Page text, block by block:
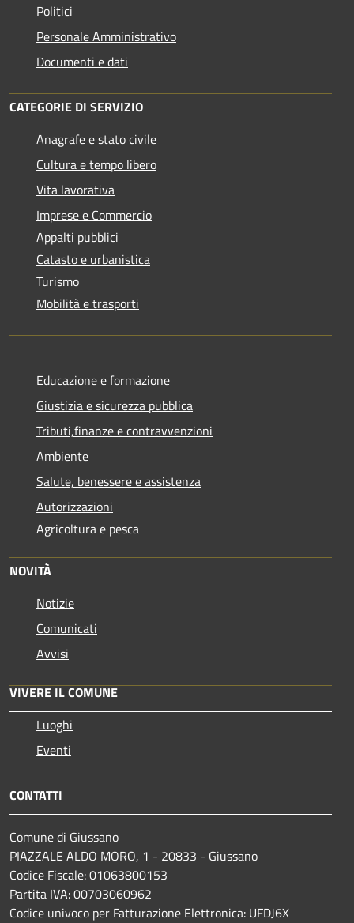
Politici
Personale Amministrativo
Documenti e dati
CATEGORIE DI SERVIZIO
Anagrafe e stato civile
Cultura e tempo libero
Vita lavorativa
Imprese e Commercio
Appalti pubblici
Catasto e urbanistica
Turismo
Mobilità e trasporti
Educazione e formazione
Giustizia e sicurezza pubblica
Tributi,finanze e contravvenzioni
Ambiente
Salute, benessere e assistenza
Autorizzazioni
Agricoltura e pesca
NOVITÀ
Notizie
Comunicati
Avvisi
VIVERE IL COMUNE
Luoghi
Eventi
CONTATTI
Comune di Giussano
PIAZZALE ALDO MORO, 1 - 20833 - Giussano
Codice Fiscale: 01063800153
Partita IVA: 00703060962
Codice univoco per Fatturazione Elettronica: UFDJ6X